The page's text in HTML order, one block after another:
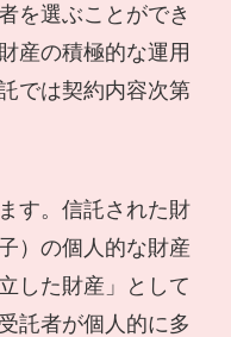
を選ぶことができ
産の積極的な運用
では契約内容次第
す。信託された財
）の個人的な財産
した財産」として
託者が個人的に多